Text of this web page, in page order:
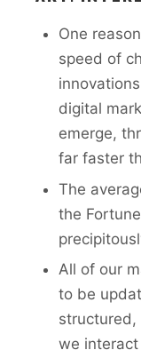
One
speed of
digital
emerge,
far faster
The
the
All of our
to be
structured,
we